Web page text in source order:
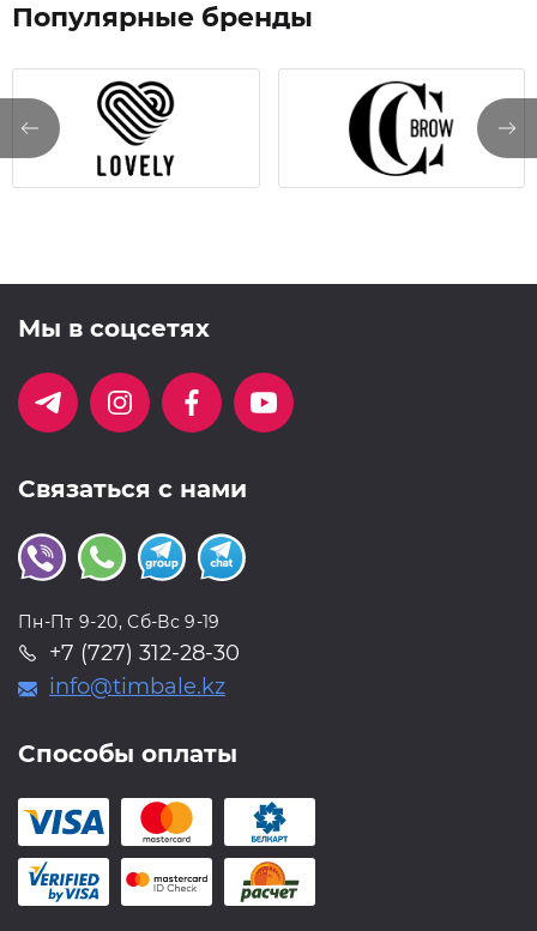
Популярные бренды
Мы в соцсетях
Связаться с нами
Пн-Пт 9-20, Сб-Вс 9-19
+7 (727) 312-28-30
info@timbale.kz
Способы оплаты